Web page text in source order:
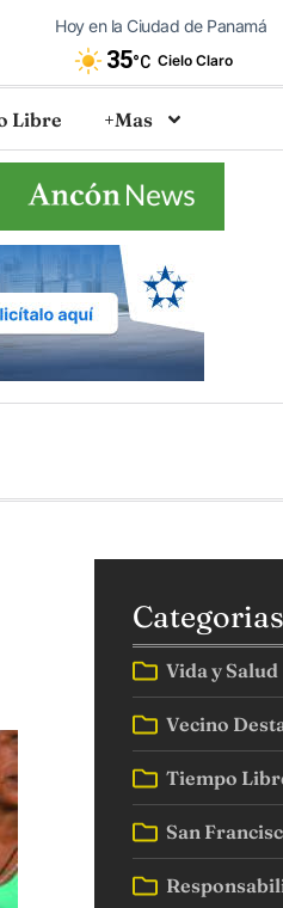
Hoy en la Ciudad de Panamá
35°C Cielo Claro
Libre +Mas
Categorias
Vida y Salud
Vecino
Tiempo
San